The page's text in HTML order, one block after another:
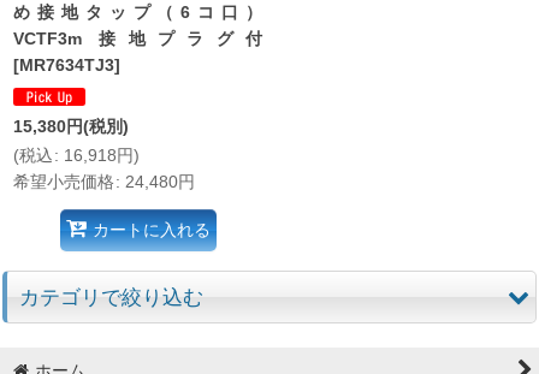
め接地タップ（6コ口）
VCTF3m 接地プラグ付
[MR7634TJ3]
15,380円(税別)
(税込: 16,918円)
希望小売価格: 24,480円
カートに入れる
カテゴリで絞り込む
ブレーカ付OAタップ (全商品)